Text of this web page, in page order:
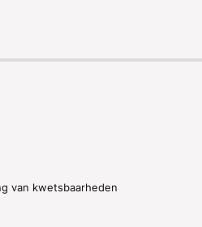
van kwetsbaarheden